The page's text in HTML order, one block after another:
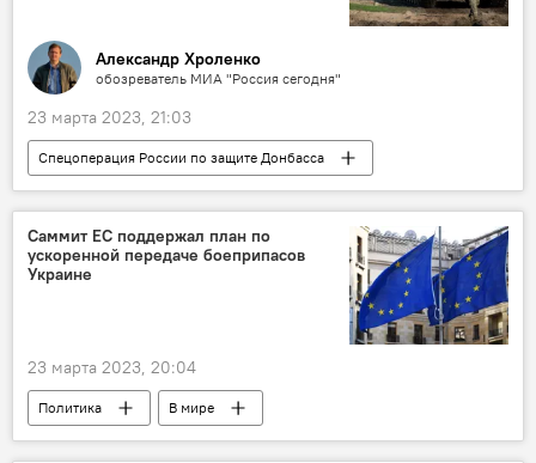
Александр Хроленко
обозреватель МИА "Россия сегодня"
23 марта 2023, 21:03
Спецоперация России по защите Донбасса
колумнистика
Саммит ЕС поддержал план по
ускоренной передаче боеприпасов
Украине
23 марта 2023, 20:04
Политика
В мире
Европейский союз
Украина